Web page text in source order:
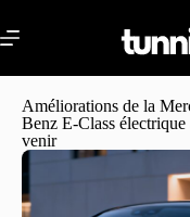
Améliorations de la
Benz E-Class électrique
venir